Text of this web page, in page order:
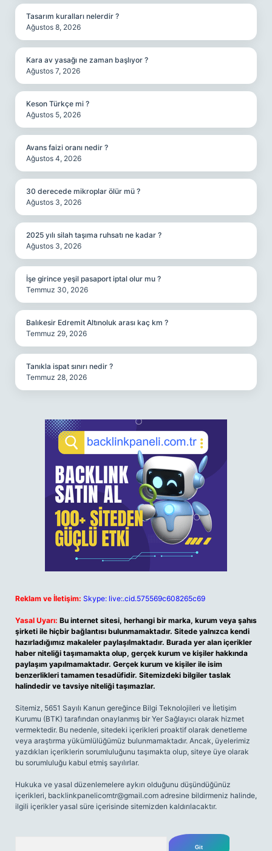
Tasarım kuralları nelerdir ?
Ağustos 8, 2026
Kara av yasağı ne zaman başlıyor ?
Ağustos 7, 2026
Keson Türkçe mi ?
Ağustos 5, 2026
Avans faizi oranı nedir ?
Ağustos 4, 2026
30 derecede mikroplar ölür mü ?
Ağustos 3, 2026
2025 yılı silah taşıma ruhsatı ne kadar ?
Ağustos 3, 2026
İşe girince yeşil pasaport iptal olur mu ?
Temmuz 30, 2026
Balıkesir Edremit Altınoluk arası kaç km ?
Temmuz 29, 2026
Tanıkla ispat sınırı nedir ?
Temmuz 28, 2026
Reklam ve İletişim: Skype: live:.cid.575569c608265c69
Yasal Uyarı: Bu internet sitesi, herhangi bir marka, kurum veya şahıs
şirketi ile hiçbir bağlantısı bulunmamaktadır. Sitede yalnızca kendi
hazırladığımız makaleler paylaşılmaktadır. Burada yer alan içerikler
haber niteliği taşımamakta olup, gerçek kurum ve kişiler hakkında
paylaşım yapılmamaktadır. Gerçek kurum ve kişiler ile isim
benzerlikleri tamamen tesadüfidir. Sitemizdeki bilgiler taslak
halindedir ve tavsiye niteliği taşımazlar.
Sitemiz, 5651 Sayılı Kanun gereğince Bilgi Teknolojileri ve İletişim
Kurumu (BTK) tarafından onaylanmış bir Yer Sağlayıcı olarak hizmet
vermektedir. Bu nedenle, sitedeki içerikleri proaktif olarak denetleme
veya araştırma yükümlülüğümüz bulunmamaktadır. Ancak, üyelerimiz
yazdıkları içeriklerin sorumluluğunu taşımakta olup, siteye üye olarak
bu sorumluluğu kabul etmiş sayılırlar.
Hukuka ve yasal düzenlemelere aykırı olduğunu düşündüğünüz
içerikleri, backlinkpanelicomtr@gmail.com adresine bildirmeniz halinde,
ilgili içerikler yasal süre içerisinde sitemizden kaldırılacaktır.